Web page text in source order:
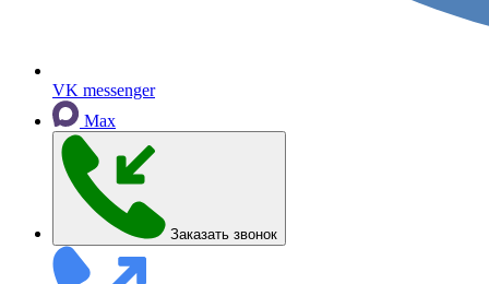
VK messenger
Max
Заказать звонок